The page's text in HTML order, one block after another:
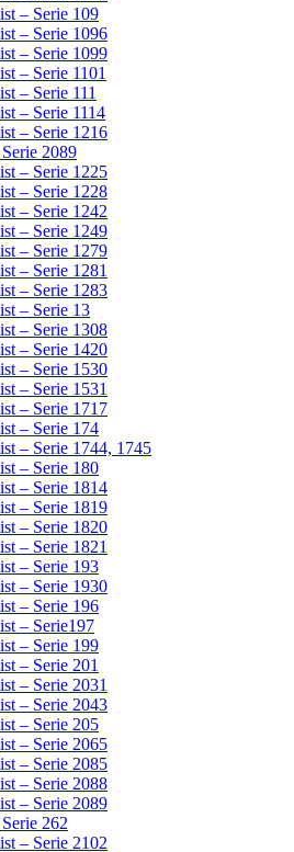
– Serie 109
– Serie 1096
– Serie 1099
– Serie 1101
– Serie 111
– Serie 1114
– Serie 1216
2089
– Serie 1225
– Serie 1228
– Serie 1242
– Serie 1249
– Serie 1279
– Serie 1281
– Serie 1283
– Serie 13
– Serie 1308
– Serie 1420
– Serie 1530
– Serie 1531
– Serie 1717
– Serie 174
– Serie 1744, 1745
– Serie 180
– Serie 1814
– Serie 1819
– Serie 1820
– Serie 1821
– Serie 193
– Serie 1930
– Serie 196
– Serie197
– Serie 199
– Serie 201
– Serie 2031
– Serie 2043
– Serie 205
– Serie 2065
– Serie 2085
– Serie 2088
– Serie 2089
262
– Serie 2102